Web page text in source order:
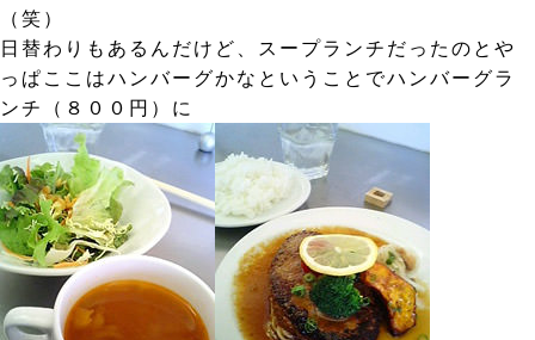
（笑）
日替わりもあるんだけど、スープランチだったのとや
っぱここはハンバーグかなということでハンバーグラ
ンチ（８００円）に